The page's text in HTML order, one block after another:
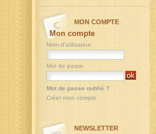
MON COMPTE
Mon compte
Nom d'utilisateur
Mot de passe
Mot de passe oublié ?
Créer mon compte
NEWSLETTER